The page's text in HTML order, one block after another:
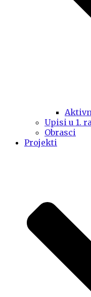
Upisi u 1.
Obrasci
Projekti